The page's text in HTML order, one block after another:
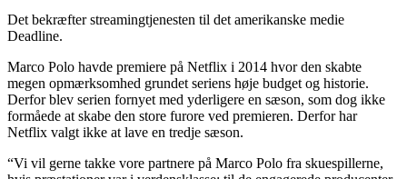
Det bekræfter streamingtjenesten til det amerikanske medie
Deadline.
Marco Polo havde premiere på Netflix i 2014 hvor den skabte
megen opmærksomhed grundet seriens høje budget og historie.
Derfor blev serien fornyet med yderligere en sæson, som dog ikke
formåede at skabe den store furore ved premieren. Derfor har
Netflix valgt ikke at lave en tredje sæson.
“Vi vil gerne takke vore partnere på Marco Polo fra skuespillerne,